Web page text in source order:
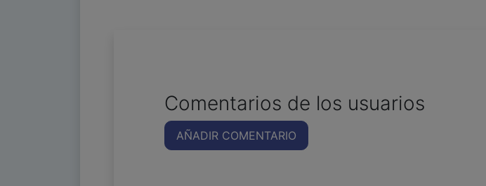
Comentarios de los usuarios
AÑADIR COMENTARIO